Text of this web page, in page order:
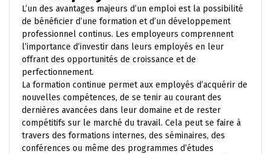
L’un des avantages majeurs d’un emploi est la possibilité
de bénéficier d’une formation et d’un développement
professionnel continus. Les employeurs comprennent
l’importance d’investir dans leurs employés en leur
offrant des opportunités de croissance et de
perfectionnement.
La formation continue permet aux employés d’acquérir de
nouvelles compétences, de se tenir au courant des
dernières avancées dans leur domaine et de rester
compétitifs sur le marché du travail. Cela peut se faire à
travers des formations internes, des séminaires, des
conférences ou même des programmes d’études